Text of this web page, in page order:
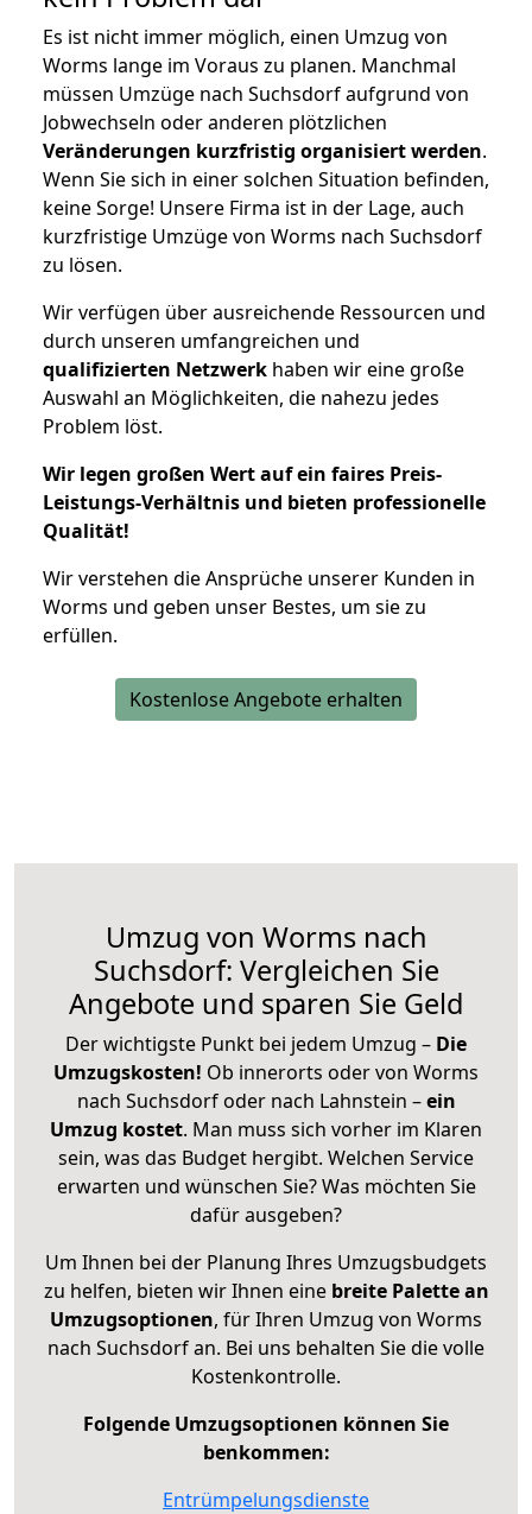
Es ist nicht immer möglich, einen Umzug von
Worms lange im Voraus zu planen. Manchmal
müssen Umzüge nach Suchsdorf aufgrund von
Jobwechseln oder anderen plötzlichen
Veränderungen kurzfristig organisiert werden.
Wenn Sie sich in einer solchen Situation befinden,
keine Sorge! Unsere Firma ist in der Lage, auch
kurzfristige Umzüge von Worms nach Suchsdorf
zu lösen.
Wir verfügen über ausreichende Ressourcen und
durch unseren umfangreichen und
qualifizierten Netzwerk haben wir eine große
Auswahl an Möglichkeiten, die nahezu jedes
Problem löst.
Wir legen großen Wert auf ein faires Preis-
Leistungs-Verhältnis und bieten professionelle
Qualität!
Wir verstehen die Ansprüche unserer Kunden in
Worms und geben unser Bestes, um sie zu
erfüllen.
Kostenlose Angebote erhalten
Umzug von Worms nach
Suchsdorf: Vergleichen Sie
Angebote und sparen Sie Geld
Der wichtigste Punkt bei jedem Umzug – Die
Umzugskosten! Ob innerorts oder von Worms
nach Suchsdorf oder nach Lahnstein –ein
Umzug kostet. Man muss sich vorher im Klaren
sein, was das Budget hergibt. Welchen Service
erwarten und wünschen Sie? Was möchten Sie
dafür ausgeben?
Um Ihnen bei der Planung Ihres Umzugsbudgets
zu helfen, bieten wir Ihnen eine breite Palette an
Umzugsoptionen, für Ihren Umzug von Worms
nach Suchsdorf an. Bei uns behalten Sie die volle
Kostenkontrolle.
Folgende Umzugsoptionen können Sie
benkommen:
Entrümpelungsdienste